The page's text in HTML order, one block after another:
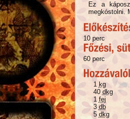
Ez a
megkóstolni.
10 perc
60 perc
1 kg
40 dkg
1 fej
3db
5 dkg